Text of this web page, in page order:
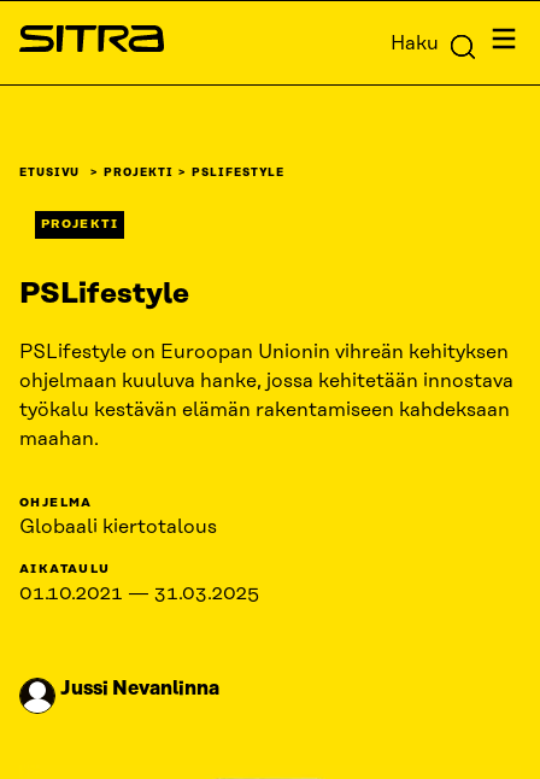
Siirry
suoraan
Sitra Haku
ETUSIVU PROJEKTI PSLIFESTYLE
PROJEKTI
PSLifestyle
PSLifestyle on Euroopan Unionin vihreän kehityksen
ohjelmaan kuuluva hanke, jossa kehitetään innostava
työkalu kestävän elämän rakentamiseen kahdeksaan
maahan.
OHJELMA
Globaali kiertotalous
AIKATAULU
01.10.2021 — 31.03.2025
Jussi Nevanlinna